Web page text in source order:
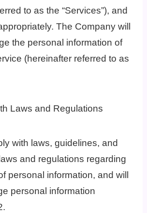
to as the “Services”), and
The Company will
the personal information of
(hereinafter referred to as
Laws and Regulations
with laws, guidelines, and
and regulations regarding
personal information, and will
personal information